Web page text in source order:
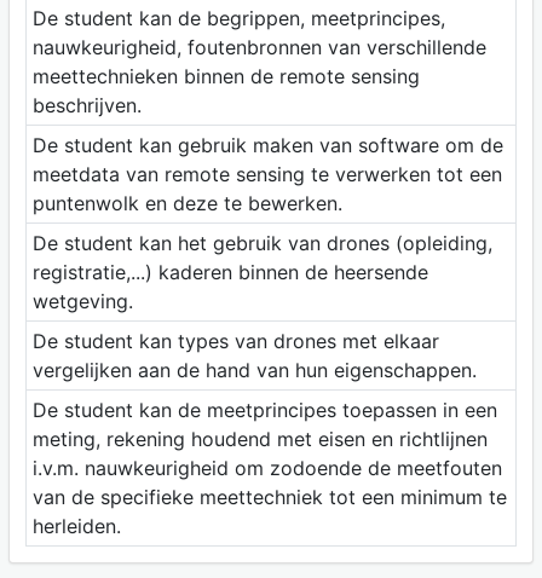
De student kan de begrippen, meetprincipes,
nauwkeurigheid, foutenbronnen van verschillende
meettechnieken binnen de remote sensing
beschrijven.
De student kan gebruik maken van software om de
meetdata van remote sensing te verwerken tot een
puntenwolk en deze te bewerken.
De student kan het gebruik van drones (opleiding,
registratie,...) kaderen binnen de heersende
wetgeving.
De student kan types van drones met elkaar
vergelijken aan de hand van hun eigenschappen.
De student kan de meetprincipes toepassen in een
meting, rekening houdend met eisen en richtlijnen
i.v.m. nauwkeurigheid om zodoende de meetfouten
van de specifieke meettechniek tot een minimum te
herleiden.